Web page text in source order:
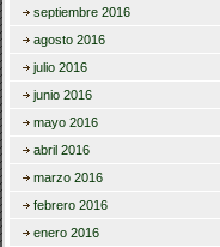
septiembre 2016
agosto 2016
julio 2016
junio 2016
mayo 2016
abril 2016
marzo 2016
febrero 2016
enero 2016